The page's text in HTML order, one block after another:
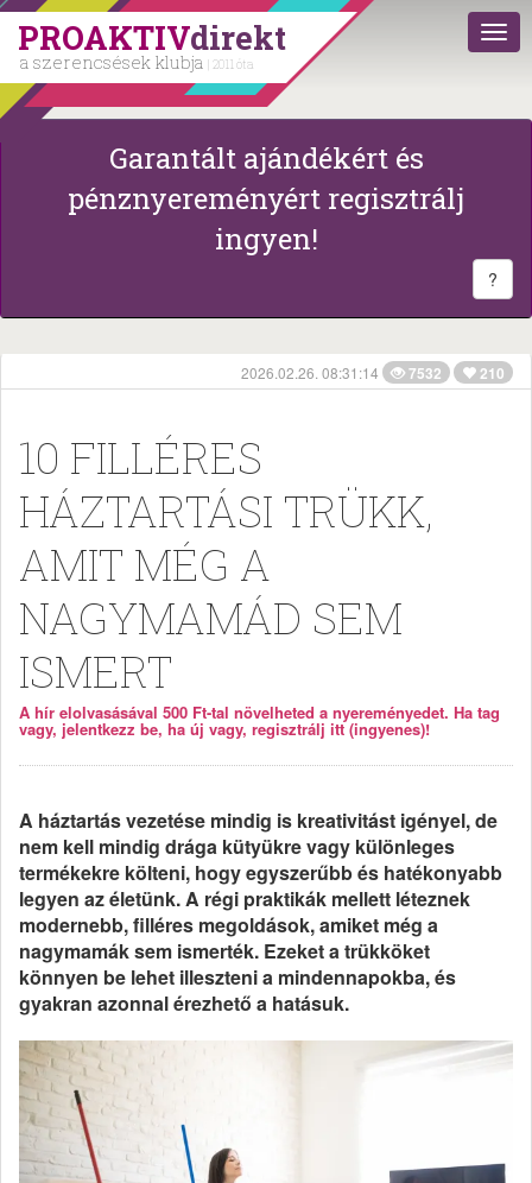
PROAKTIVdirekt
a szerencsések klubja | 2011 óta
Garantált ajándékért és
pénznyereményért regisztrálj
ingyen!
?
2026.02.26. 08:31:14 7532 210
10 FILLÉRES
HÁZTARTÁSI TRÜKK,
AMIT MÉG A
NAGYMAMÁD SEM
ISMERT
A hír elolvasásával 500 Ft-tal növelheted a nyereményedet. Ha tag
vagy, jelentkezz be, ha új vagy, regisztrálj itt (ingyenes)!
A háztartás vezetése mindig is kreativitást igényel, de
nem kell mindig drága kütyükre vagy különleges
termékekre költeni, hogy egyszerűbb és hatékonyabb
legyen az életünk. A régi praktikák mellett léteznek
modernebb, filléres megoldások, amiket még a
nagymamák sem ismerték. Ezeket a trükköket
könnyen be lehet illeszteni a mindennapokba, és
gyakran azonnal érezhető a hatásuk.